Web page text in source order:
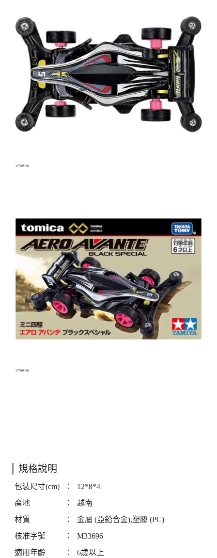
規格說明
包裝尺寸(cm) ：
12*8*4
產地
：
越南
材質
：
金屬 (亞鉛合金),塑膠 (PC)
核准字號
：
M33696
適用年齡
： 6歲以上